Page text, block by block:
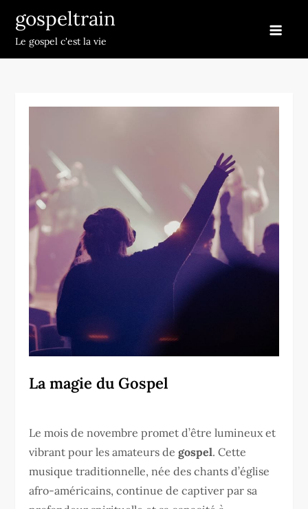
content
gospeltrain
Le gospel c'est la vie
La magie du Gospel
Le mois de novembre promet d’être lumineux et
vibrant pour les amateurs degospel. Cette
musique traditionnelle, née des chants d’église
afro-américains, continue de captiver par sa